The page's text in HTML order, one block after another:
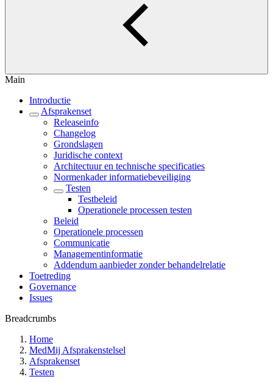
Main
Introductie
Afsprakenset
Releaseinfo
Changelog
Grondslagen
Juridische context
Architectuur en technische specificaties
Normenkader informatiebeveiliging
Testen
Testbeleid
Operationele processen testen
Beleid
Operationele processen
Communicatie
Managementinformatie
Addendum aanbieder zonder behandelrelatie
Toetreding
Governance
Issues
Breadcrumbs
Home
MedMij Afsprakenstelsel
Afsprakenset
Testen